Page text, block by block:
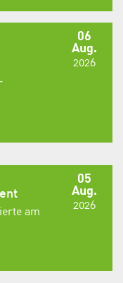
06
Aug.
2026
05
Aug.
2026
am